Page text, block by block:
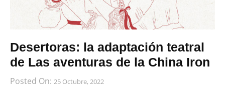
Desertoras: la adaptación teatral
de Las aventuras de la China Iron
Posted On: 25 Octubre, 2022